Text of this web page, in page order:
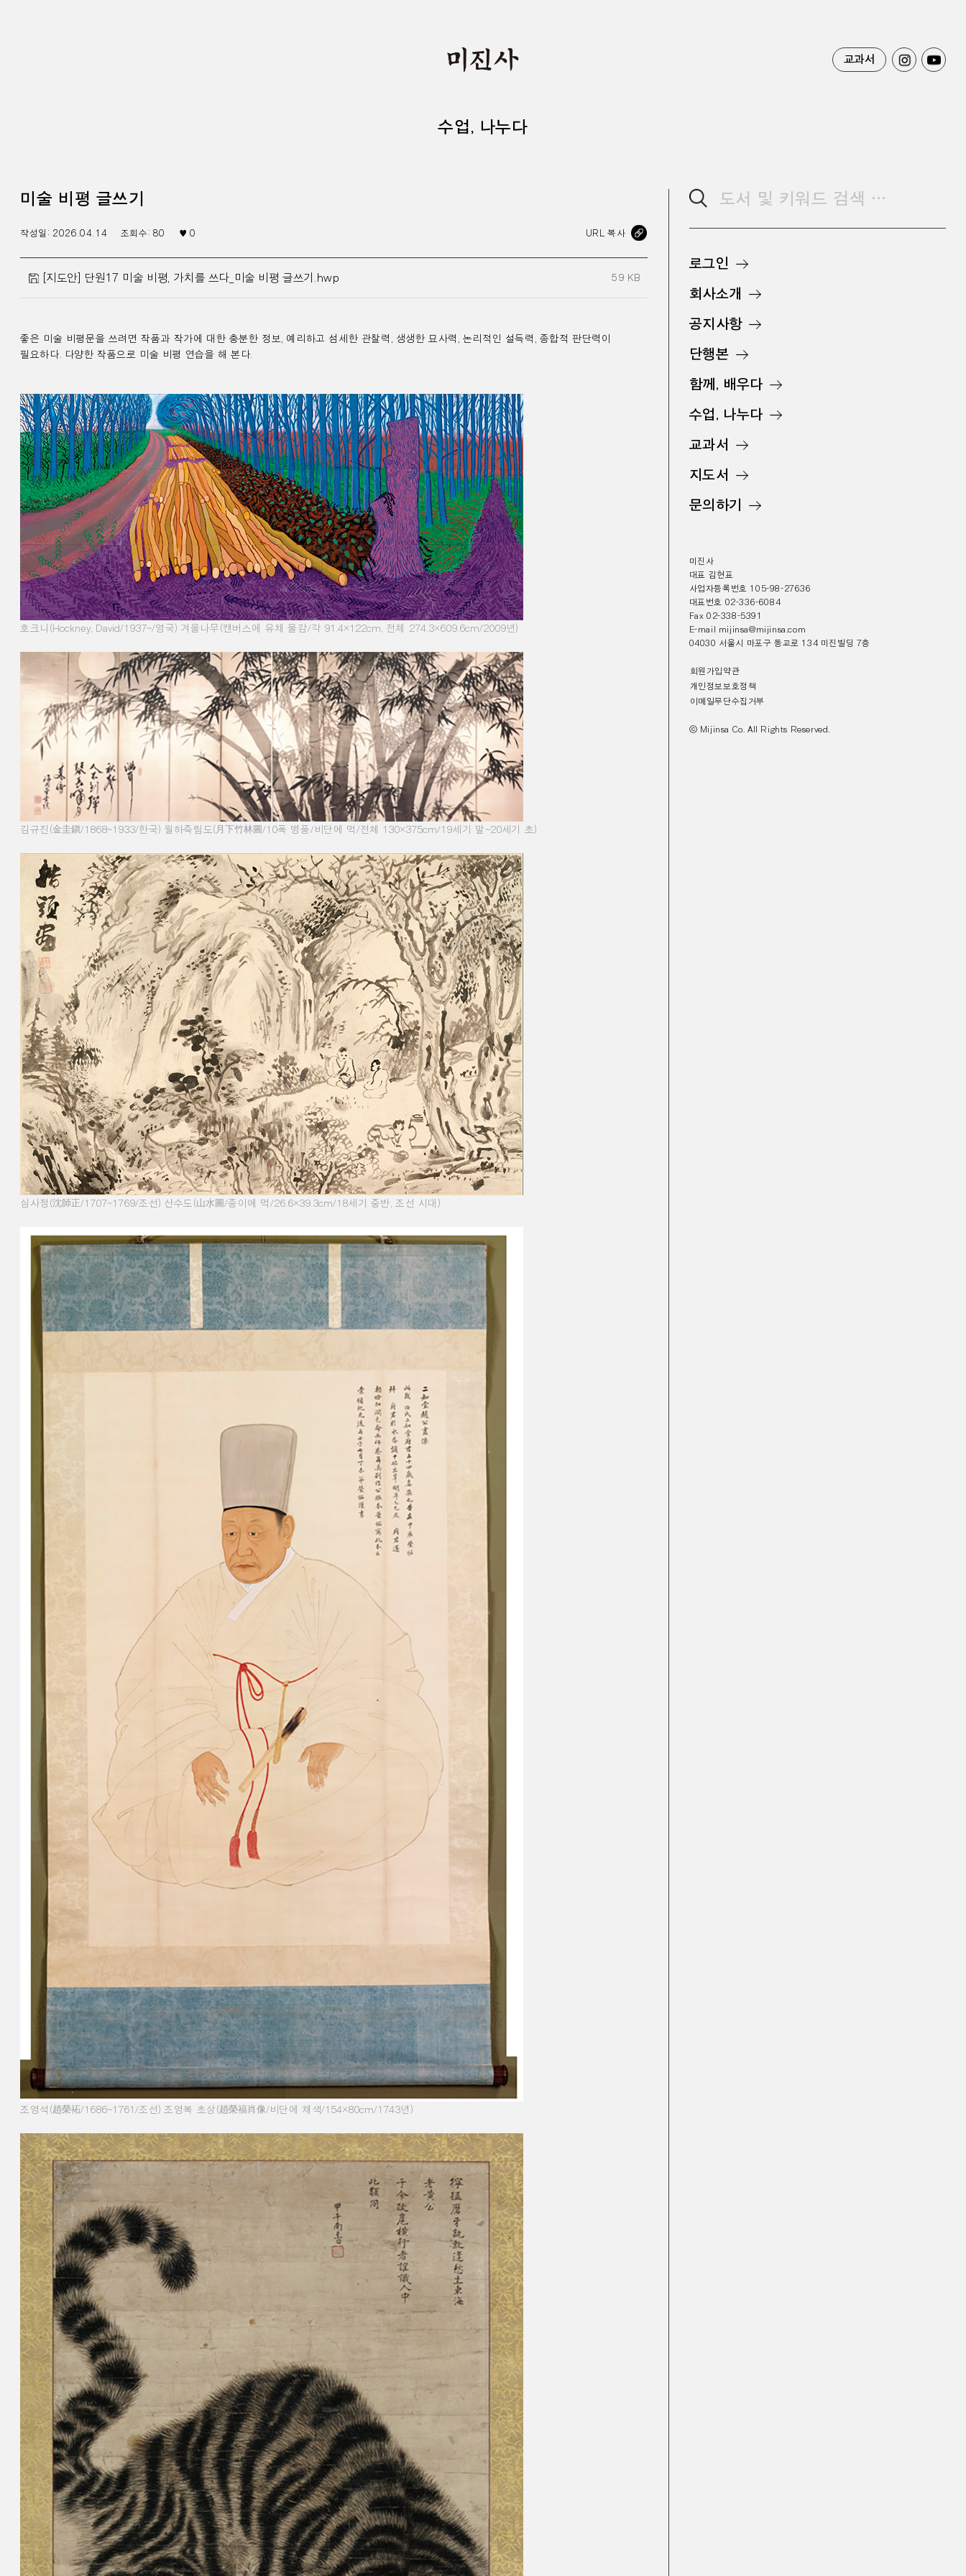
교과서
수업, 나누다
미술 비평 글쓰기
작성일: 2026.04.14 조회수: 80 ♥0 URL 복사
[지도안] 단원17 미술 비평, 가치를 쓰다_미술 비평 글쓰기.hwp 59 KB
좋은 미술 비평문을 쓰려면 작품과 작가에 대한 충분한 정보 예리하고 섬세한 관찰력 생생한 묘사력 논리적인 설득력
종합적 판단력이
필요하다. 다양한 작품으로 미술 비평 연습을 해 본다.
호크니 (Hockney, David/1937~/영국) 겨울나무 (캔버스에 유채 물감/각 91.4×122cm, 전체 274.3×609.6cm/2009년 )
김규진 (金圭鎭/1868~1933/한국) 월하죽림도 ( 月下竹林圖/10폭 병풍/비단에 먹 /전체 130×375cm/19세기 말~20세기 초 )
심사정 (沈師正/1707~1769/조선 ) 산수도 (山水圖/종이에 먹 /26.6×39.3cm/18세기 중반 조선 시대 )
조영석 (趙榮祏/1686~1761/조선 ) 조영복 초상 (趙榮福肖像/비단에 채색/154×80cm/1743년 )
로그인
회사소개
공지사항
단행본
함께, 배우다
수업, 나누다
교과서
지도서
문의하기
미진사
대표 김현표
사업자등록번호 105-98-27636
대표번호 02-336-6084
Fax 02-338-5391
E-mail mijinsa@mijinsa.com
04030 서울시 마포구 동교로 134 미진빌딩 7층
회원가입약관
개인정보보호정책
이메일무단수집거부
ⓒ Mijinsa Co. All Rights Reserved.